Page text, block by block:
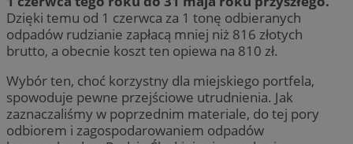
Dzięki temu od 1 czerwca za 1 tonę odbieranych
odpadów rudzianie zapłacą mniej niż 816 złotych
brutto, a obecnie koszt ten opiewa na 810 zł.
Wybór ten, choć korzystny dla miejskiego portfela,
spowoduje pewne przejściowe utrudnienia. Jak
zaznaczaliśmy w poprzednim materiale, do tej pory
odbiorem i zagospodarowaniem odpadów